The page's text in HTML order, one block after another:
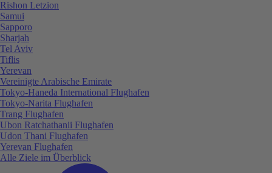
Rishon Letzion
Samui
Sapporo
Sharjah
Tel Aviv
Tiflis
Yerevan
Vereinigte Arabische Emirate
Tokyo-Haneda International Flughafen
Tokyo-Narita Flughafen
Trang Flughafen
Ubon Ratchathanii Flughafen
Udon Thani Flughafen
Yerevan Flughafen
Alle Ziele im Überblick